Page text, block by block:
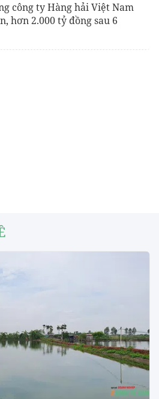
công ty Hàng hải Việt Nam
hơn 2.000 tỷ đồng sau 6